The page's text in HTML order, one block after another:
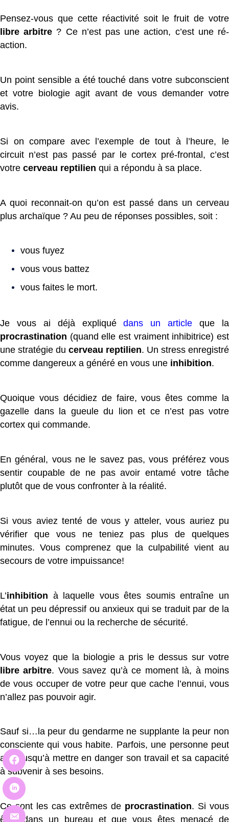
Pensez-vous que cette réactivité soit le fruit de votre
libre arbitre ? Ce n’est pas une action, c’est une ré-
action.
Un point sensible a été touché dans votre subconscient
et votre biologie agit avant de vous demander votre
avis.
Si on compare avec l’exemple de tout à l’heure, le
circuit n’est pas passé par le cortex pré-frontal, c’est
votre cerveau reptilien qui a répondu à sa place.
A quoi reconnait-on qu’on est passé dans un cerveau
plus archaïque ? Au peu de réponses possibles, soit :
vous fuyez
vous vous battez
vous faites le mort.
Je vous ai déjà expliquédans un article que la
procrastination (quand elle est vraiment inhibitrice) est
une stratégie du cerveau reptilien. Un stress enregistré
comme dangereux a généré en vous une inhibition.
Quoique vous décidiez de faire, vous êtes comme la
gazelle dans la gueule du lion et ce n’est pas votre
cortex qui commande.
En général, vous ne le savez pas, vous préférez vous
sentir coupable de ne pas avoir entamé votre tâche
plutôt que de vous confronter à la réalité.
Si vous aviez tenté de vous y atteler, vous auriez pu
vérifier que vous ne teniez pas plus de quelques
minutes. Vous comprenez que la culpabilité vient au
secours de votre impuissance!
L’inhibition à laquelle vous êtes soumis entraîne un
état un peu dépressif ou anxieux qui se traduit par de la
fatigue, de l’ennui ou la recherche de sécurité.
Vous voyez que la biologie a pris le dessus sur votre
libre arbitre. Vous savez qu’à ce moment là, à moins
de vous occuper de votre peur que cache l’ennui, vous
n’allez pas pouvoir agir.
Sauf si…la peur du gendarme ne supplante la peur non
consciente qui vous habite. Parfois, une personne peut
aller jusqu’à mettre en danger son travail et sa capacité
à subvenir à ses besoins.
Ce sont les cas extrêmes de procrastination. Si vous
êtes dans un bureau et que vous êtes menacé de